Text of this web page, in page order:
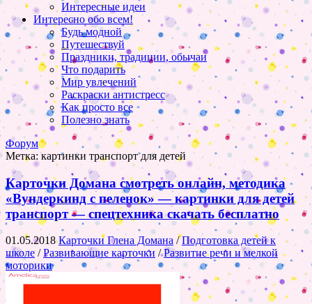
Интересные идеи
Интересно обо всем!
Будь модной
Путешествуй
Праздники, традиции, обычаи
Что подарить
Мир увлечений
Раскраски антистресс
Как просто все
Полезно знать
Форум
Метка:картинки транспорт для детей
Карточки Домана смотреть онлайн, методика
«Вундеркинд с пеленок» — картинки для детей
транспорт — спецтехника скачать бесплатно
01.05.2018Карточки Глена Домана /Подготовка детей к
школе /Развивающие карточки /Развитие речи и мелкой
моторики